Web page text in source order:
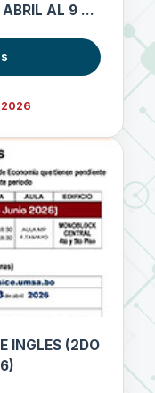
AL 9 DE
INGLES (2DO